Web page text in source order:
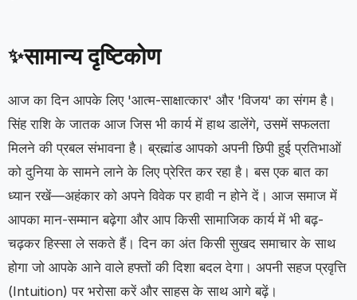
✨सामान्य दृष्टिकोण
आज का दिन आपके लिए 'आत्म-साक्षात्कार' और 'विजय' का संगम है।
सिंह राशि के जातक आज जिस भी कार्य में हाथ डालेंगे, उसमें सफलता
मिलने की प्रबल संभावना है। ब्रह्मांड आपको अपनी छिपी हुई प्रतिभाओं
को दुनिया के सामने लाने के लिए प्रेरित कर रहा है। बस एक बात का
ध्यान रखें—अहंकार को अपने विवेक पर हावी न होने दें। आज समाज में
आपका मान-सम्मान बढ़ेगा और आप किसी सामाजिक कार्य में भी बढ़-
चढ़कर हिस्सा ले सकते हैं। दिन का अंत किसी सुखद समाचार के साथ
होगा जो आपके आने वाले हफ्तों की दिशा बदल देगा। अपनी सहज प्रवृत्ति
(Intuition) पर भरोसा करें और साहस के साथ आगे बढ़ें।